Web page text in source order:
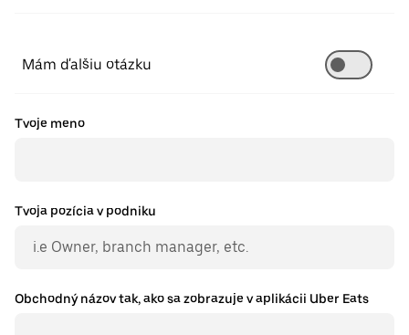
Mám ďalšiu otázku
Tvoje meno
Tvoja pozícia v podniku
Obchodný názov tak, ako sa zobrazuje v aplikácii Uber Eats